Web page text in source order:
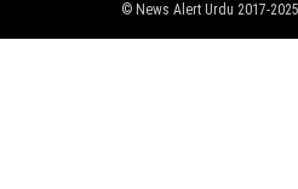
News Alert Urdu 2017-